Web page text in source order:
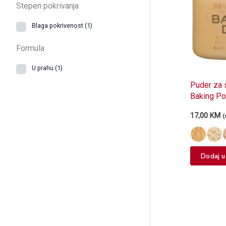
Stepen pokrivanja
Blaga pokrivenost (1)
Formula
U prahu (1)
Puder za
Baking
17,00 KM
Dodaj